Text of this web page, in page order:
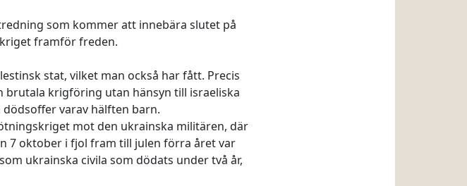
som kommer att innebära slutet på
framför freden.
stat, vilket man också har fått. Precis
brutala krigföring utan hänsyn till israeliska
dödsoffer varav hälften barn.
mot den ukrainska militären, där
7 oktober i fjol fram till julen förra året var
ukrainska civila som dödats under två år,